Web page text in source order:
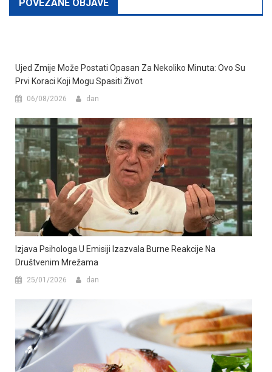
POVEZANE OBJAVE
Ujed Zmije Može Postati Opasan Za Nekoliko Minuta: Ovo Su
Prvi Koraci Koji Mogu Spasiti Život
06/08/2026 dan
Izjava Psihologa U Emisiji Izazvala Burne Reakcije Na
Društvenim Mrežama
25/01/2026 dan